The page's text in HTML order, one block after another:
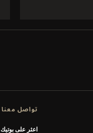
تواصل معنا
اعثر على بوتيك